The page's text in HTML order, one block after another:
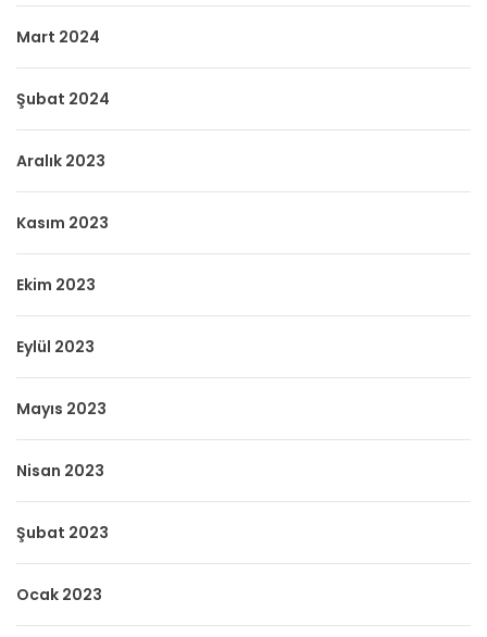
Mart 2024
Şubat 2024
Aralık 2023
Kasım 2023
Ekim 2023
Eylül 2023
Mayıs 2023
Nisan 2023
Şubat 2023
Ocak 2023